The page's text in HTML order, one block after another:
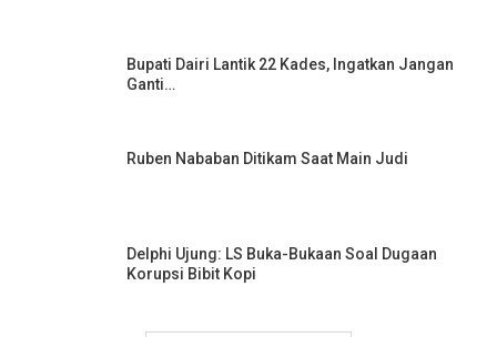
Bupati Dairi Lantik 22 Kades, Ingatkan Jangan
Ganti…
Ruben Nababan Ditikam Saat Main Judi
Delphi Ujung: LS Buka-Bukaan Soal Dugaan
Korupsi Bibit Kopi